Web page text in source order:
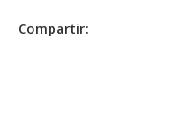
Compartir: